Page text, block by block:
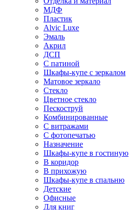
МДФ
Пластик
Alvic Luxe
Эмаль
Акрил
ДСП
С патиной
Шкафы-купе с зеркалом
Матовое зеркало
Стекло
Цветное стекло
Пескоструй
Комбинированные
С витражами
С фотопечатью
Назначение
Шкафы-купе в гостиную
В коридор
В прихожую
Шкафы-купе в спальню
Детские
Офисные
Для книг